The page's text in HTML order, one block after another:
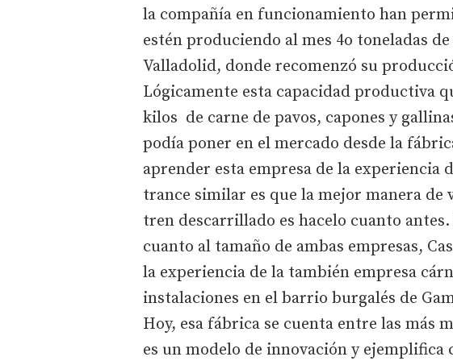
la compañía en funcionamiento han
estén produciendo al mes 4o toneladas
Valladolid, donde recomenzó su
Lógicamente esta capacidad productiva
kilos de carne de pavos, capones y
podía poner en el mercado desde la
aprender esta empresa de la experiencia
trance similar es que la mejor manera de
tren descarrillado es hacelo cuanto
cuanto al tamaño de ambas empresas,
la experiencia de la también empresa
instalaciones en el barrio burgalés de
Hoy, esa fábrica se cuenta entre las más
es un modelo de innovación y ejemplifica